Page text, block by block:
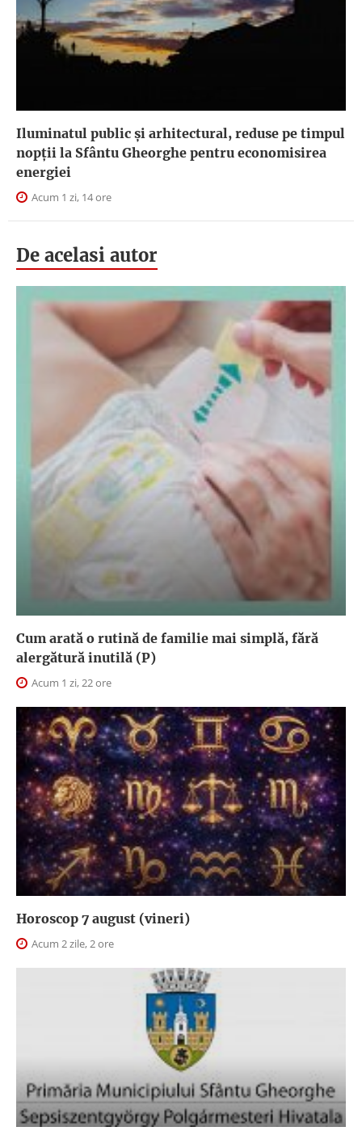
Iluminatul public şi arhitectural, reduse pe timpul
nopţii la Sfântu Gheorghe pentru economisirea
energiei
Acum 1 zi, 14 ore
De acelasi autor
Cum arată o rutină de familie mai simplă, fără
alergătură inutilă (P)
Acum 1 zi, 22 ore
Horoscop 7 august (vineri)
Acum 2 zile, 2 ore